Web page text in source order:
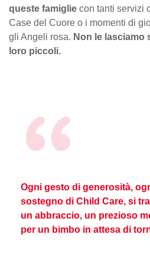
queste famiglie con tanti servizi
Case del Cuore o i momenti di
gli Angeli rosa. Non le lasciamo
loro piccoli.
Ogni gesto di generosità,
sostegno di Child Care, si
un abbraccio, un prezioso
per un bimbo in attesa di